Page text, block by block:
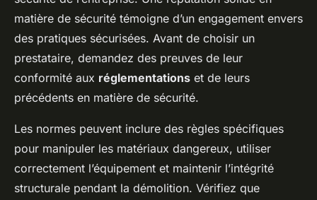
matière de sécurité témoigne d’un engagement envers
des pratiques sécurisées. Avant de choisir un
prestataire, demandez des preuves de leur
conformité aux réglementations et de leurs
précédents en matière de sécurité.
Les normes peuvent inclure des règles spécifiques
pour manipuler les matériaux dangereux, utiliser
correctement l’équipement et maintenir l’intégrité
structurale pendant la démolition. Vérifiez que